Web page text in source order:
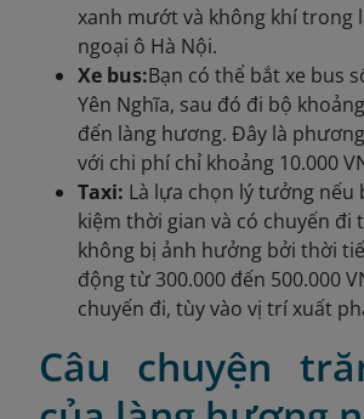
xanh mướt và không khí trong
ngoại ô Hà Nội.
Xe bus:Bạn có thể bắt xe bus
Yên Nghĩa, sau đó đi bộ
đến làng hương. Đây là
với chi phí chỉ khoảng 10.000
Taxi: Là lựa chọn lý tưởng
kiệm thời gian và có chuyến đi
không bị ảnh hưởng bởi thời
động từ 300.000 đến 500.000
chuyến đi, tùy vào vị trí xuất
Câu chuyện